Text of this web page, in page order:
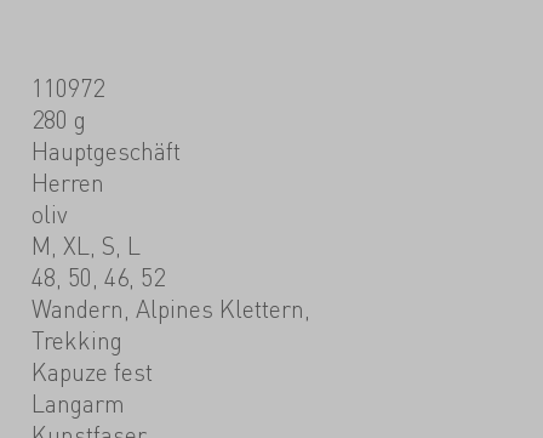
110972
280 g
Hauptgeschäft
Herren
oliv
M, XL, S, L
48, 50, 46, 52
Wandern, Alpines Klettern,
Trekking
Kapuze fest
Langarm